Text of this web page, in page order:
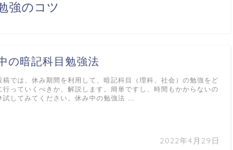
強のコツ
の暗記科目勉強法
2022年4月29日
稿では、休み期間を利用して、暗記科目（理科、社会）の勉強をど
行っていくべきか、解説します。簡単ですし、時間もかからないの
試してみてください。休み中の勉強法 …